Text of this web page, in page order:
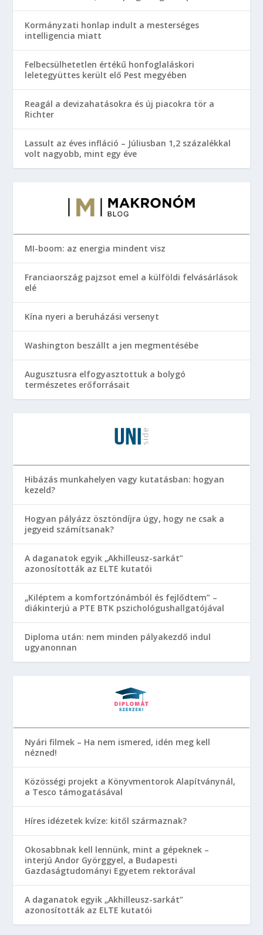
Kormányzati honlap indult a mesterséges
intelligencia miatt
Felbecsülhetetlen értékű honfoglaláskori
leletegyüttes került elő Pest megyében
Reagál a devizahatásokra és új piacokra tör a
Richter
Lassult az éves infláció – Júliusban 1,2 százalékkal
volt nagyobb, mint egy éve
MI-boom: az energia mindent visz
Franciaország pajzsot emel a külföldi felvásárlások
elé
Kína nyeri a beruházási versenyt
Washington beszállt a jen megmentésébe
Augusztusra elfogyasztottuk a bolygó
természetes erőforrásait
Hibázás munkahelyen vagy kutatásban: hogyan
kezeld?
Hogyan pályázz ösztöndíjra úgy, hogy ne csak a
jegyeid számítsanak?
A daganatok egyik „Akhilleusz-sarkát”
azonosították az ELTE kutatói
„Kiléptem a komfortzónámból és fejlődtem” –
diákinterjú a PTE BTK pszichológushallgatójával
Diploma után: nem minden pályakezdő indul
ugyanonnan
Nyári filmek – Ha nem ismered, idén meg kell
nézned!
Közösségi projekt a Könyvmentorok Alapítványnál,
a Tesco támogatásával
Híres idézetek kvíze: kitől származnak?
Okosabbnak kell lennünk, mint a gépeknek –
interjú Andor Györggyel, a Budapesti
Gazdaságtudományi Egyetem rektorával
A daganatok egyik „Akhilleusz-sarkát”
azonosították az ELTE kutatói